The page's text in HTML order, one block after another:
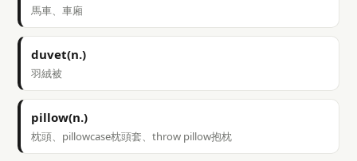
馬車、車廂
duvet(n.)
羽絨被
pillow(n.)
枕頭、pillowcase枕頭套、throw pillow抱枕